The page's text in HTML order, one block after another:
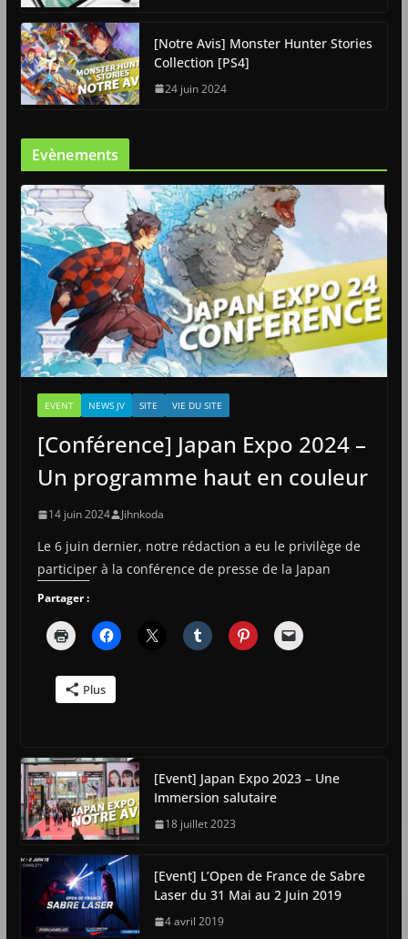
[Notre Avis] Monster Hunter Stories
Collection [PS4]
24 juin 2024
Evènements
EVENT NEWS JV SITE VIE DU SITE
[Conférence] Japan Expo 2024 –
Un programme haut en couleur
14 juin 2024 Jihnkoda
Le 6 juin dernier, notre rédaction a eu le privilège de
participer à la conférence de presse de la Japan
Partager :
Plus
[Event] Japan Expo 2023 – Une
Immersion salutaire
18 juillet 2023
[Event] L’Open de France de Sabre
Laser du 31 Mai au 2 Juin 2019
4 avril 2019